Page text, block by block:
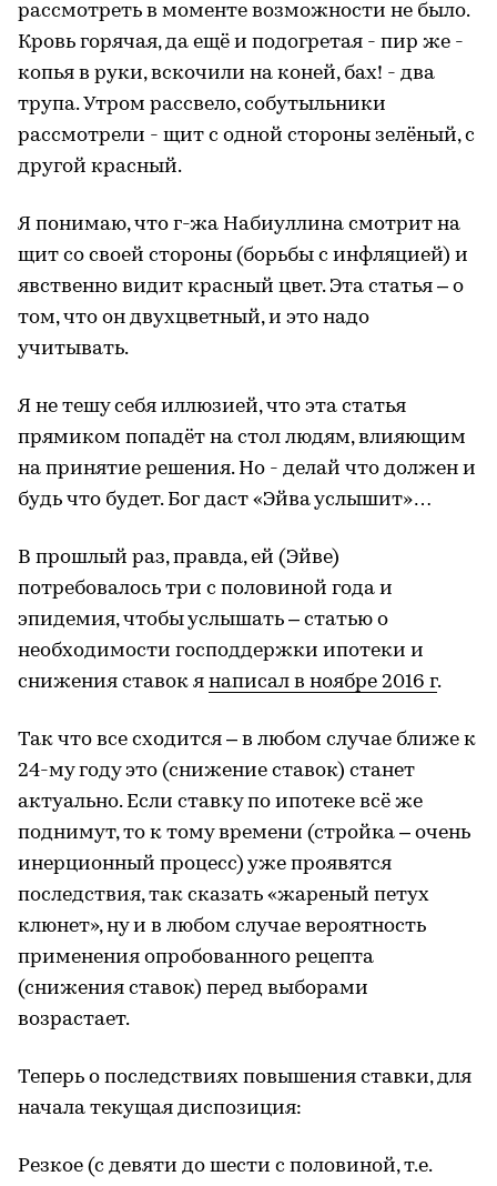
рассмотреть в моменте возможности не было.
Кровь горячая, да ещё и подогретая - пир же -
копья в руки, вскочили на коней, бах! - два
трупа. Утром рассвело, собутыльники
рассмотрели - щит с одной стороны зелёный, с
другой красный.
Я понимаю, что г-жа Набиуллина смотрит на
щит со своей стороны (борьбы с инфляцией) и
явственно видит красный цвет. Эта статья – о
том, что он двухцветный, и это надо
учитывать.
Я не тешу себя иллюзией, что эта статья
прямиком попадёт на стол людям, влияющим
на принятие решения. Но - делай что должен и
будь что будет. Бог даст «Эйва услышит»…
В прошлый раз, правда, ей (Эйве)
потребовалось три с половиной года и
эпидемия, чтобы услышать – статью о
необходимости господдержки ипотеки и
снижения ставок я написал в ноябре 2016 г.
Так что все сходится – в любом случае ближе к
24-му году это (снижение ставок) станет
актуально. Если ставку по ипотеке всё же
поднимут, то к тому времени (стройка – очень
инерционный процесс) уже проявятся
последствия, так сказать «жареный петух
клюнет», ну и в любом случае вероятность
применения опробованного рецепта
(снижения ставок) перед выборами
возрастает.
Теперь о последствиях повышения ставки, для
начала текущая диспозиция:
Резкое (с девяти до шести с половиной, т.е.